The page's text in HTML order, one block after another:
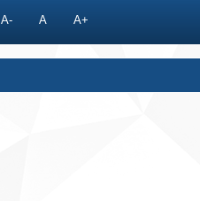
A- A A+